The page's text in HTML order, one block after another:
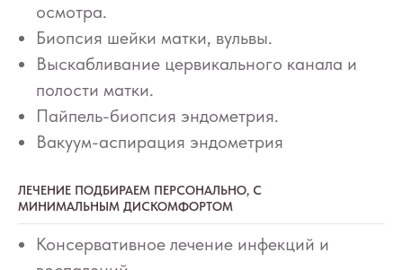
осмотра.
Биопсия шейки матки, вульвы.
Выскабливание цервикального канала и
полости матки.
Пайпель-биопсия эндометрия.
Вакуум-аспирация эндометрия
ЛЕЧЕНИЕ ПОДБИРАЕМ ПЕРСОНАЛЬНО, С
МИНИМАЛЬНЫМ ДИСКОМФОРТОМ
Консервативное лечение инфекций и